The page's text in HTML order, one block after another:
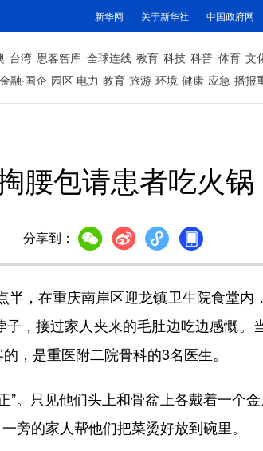
新华网 关于新华社 中国政府网
台湾 思客智库 全球连线 教育 科技 科普 体育 文
金融·国企 园区 电力 教育 旅游 环境 健康 应急 播报
腰包请患者吃火锅
分享到：
，在重庆南岸区迎龙镇卫生院食堂内
，接过家人夹来的毛肚边吃边感慨。
，是重医附二院骨科的3名医生。
。只见他们头上和骨盆上各戴着一个
旁的家人帮他们把菜烫好放到碗里。